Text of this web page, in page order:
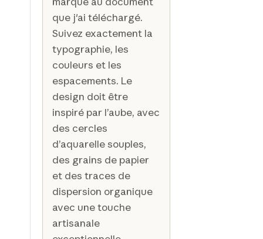
que j'ai téléchargé.
Suivez exactement la
typographie, les
couleurs et les
espacements. Le
design doit être
inspiré par l’aube, avec
des cercles
d’aquarelle souples,
des grains de papier
et des traces de
dispersion organique
avec une touche
artisanale